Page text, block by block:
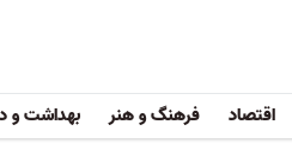
اقتصاد فرهنگ و هنر بهداشت و